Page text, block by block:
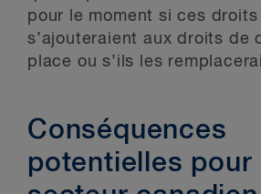
pour le moment si ces
s’ajouteraient aux droits de
place ou s’ils les
Conséquences
potentielles pour